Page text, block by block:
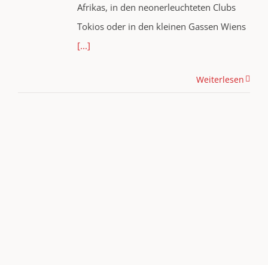
Afrikas, in den neonerleuchteten Clubs
Tokios oder in den kleinen Gassen Wiens
[...]
Weiterlesen